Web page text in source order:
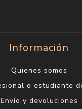
Información
Quienes somos
o estudiante
Envío y devoluciones